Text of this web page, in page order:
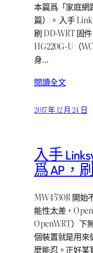
本篇爲「家庭網
篇）。 入手
刷 DD-WRT 固
HG220G-U（
身…
閱讀全文
2017 年 12 月 24 日
入手
爲 AP，
MW4530R 開始
能性太差，
OpenWRT）下
個裝置就是用來
麼能忍。正好